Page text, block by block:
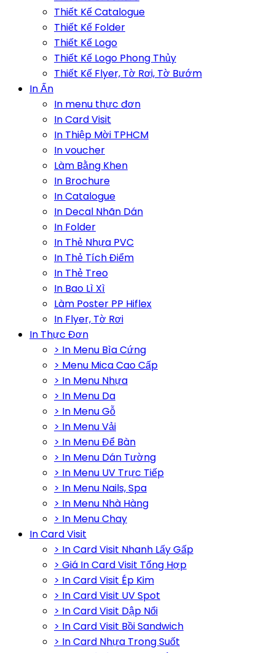
Thiết Kế Catalogue
Thiết Kế Folder
Thiết Kế Logo
Thiết Kế Logo Phong Thủy
Thiết Kế Flyer, Tờ Rơi, Tờ Bướm
In Ấn
In menu thực đơn
In Card Visit
In Thiệp Mời TPHCM
In voucher
Làm Bằng Khen
In Brochure
In Catalogue
In Decal Nhãn Dán
In Folder
In Thẻ Nhựa PVC
In Thẻ Tích Điểm
In Thẻ Treo
In Bao Lì Xì
Làm Poster PP Hiflex
In Flyer, Tờ Rơi
In Thực Đơn
> In Menu Bìa Cứng
> Menu Mica Cao Cấp
> In Menu Nhựa
> In Menu Da
> In Menu Gỗ
> In Menu Vải
> In Menu Để Bàn
> In Menu Dán Tường
> In Menu UV Trực Tiếp
> In Menu Nails, Spa
> In Menu Nhà Hàng
> In Menu Chay
In Card Visit
> In Card Visit Nhanh Lấy Gấp
> Giá In Card Visit Tổng Hợp
> In Card Visit Ép Kim
> In Card Visit UV Spot
> In Card Visit Dập Nổi
> In Card Visit Bồi Sandwich
> In Card Nhựa Trong Suốt